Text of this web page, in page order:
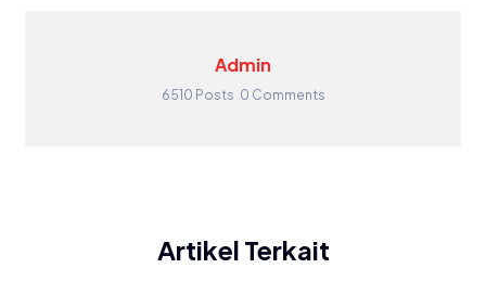
Admin
6510 Posts 0 Comments
Artikel Terkait